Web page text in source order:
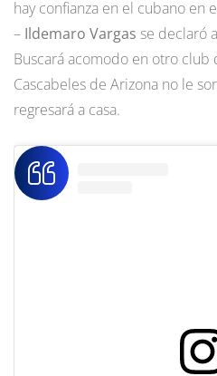
hay confianza en el cubano en
– Ildemaro Vargas se declaró
Buscará acomodo en otro club
Cascabeles de Arizona no le
regresará a casa.